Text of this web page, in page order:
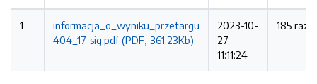
1
informacja_o_wyniku_przetargu
404_17-sig.pdf (PDF, 361.23Kb)
2023-10-
27
11:11:24
185 razy